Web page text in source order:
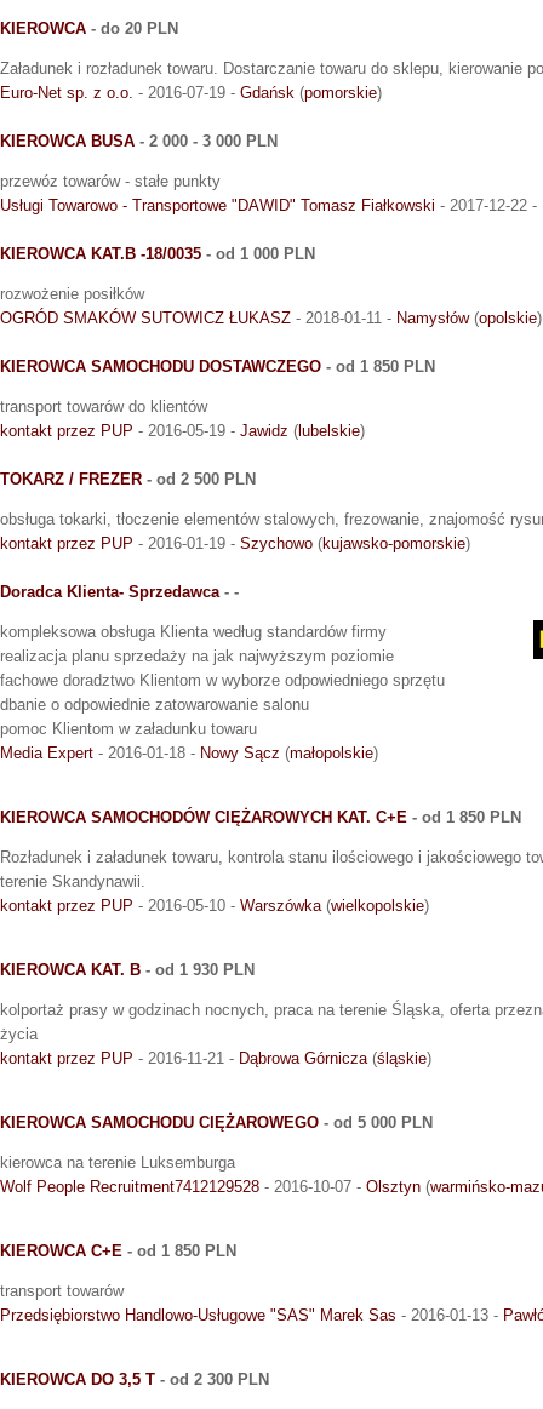
KIEROWCA - do 20 PLN
Załadunek i rozładunek towaru. Dostarczanie towaru do sklepu, kierowanie
Euro-Net sp. z o.o. - 2016-07-19 - Gdańsk (pomorskie)
KIEROWCA BUSA - 2 000 - 3 000 PLN
przewóz towarów - stałe punkty
Usługi Towarowo - Transportowe "DAWID" Tomasz Fiałkowski - 2017-12-22 -
KIEROWCA KAT.B -18/0035 - od 1 000 PLN
rozwożenie posiłków
OGRÓD SMAKÓW SUTOWICZ ŁUKASZ - 2018-01-11 - Namysłów(opolskie)
KIEROWCA SAMOCHODU DOSTAWCZEGO - od 1 850 PLN
transport towarów do klientów
kontakt przez PUP - 2016-05-19 - Jawidz (lubelskie)
TOKARZ / FREZER - od 2 500 PLN
obsługa tokarki, tłoczenie elementów stalowych, frezowanie, znajomość
kontakt przez PUP - 2016-01-19 - Szychowo (kujawsko-pomorskie)
Doradca Klienta- Sprzedawca - -
kompleksowa obsługa Klienta według standardów firmy
realizacja planu sprzedaży na jak najwyższym poziomie
fachowe doradztwo Klientom w wyborze odpowiedniego sprzętu
dbanie o odpowiednie zatowarowanie salonu
pomoc Klientom w załadunku towaru
Media Expert - 2016-01-18 - Nowy Sącz (małopolskie)
KIEROWCA SAMOCHODÓW CIĘŻAROWYCH KAT. C+E - od 1 850 PLN
Rozładunek i załadunek towaru, kontrola stanu ilościowego i jakościowego
terenie Skandynawii.
kontakt przez PUP - 2016-05-10 - Warszówka (wielkopolskie)
KIEROWCA KAT. B - od 1 930 PLN
kolportaż prasy w godzinach nocnych, praca na terenie Śląska, oferta
życia
kontakt przez PUP - 2016-11-21 - Dąbrowa Górnicza (śląskie)
KIEROWCA SAMOCHODU CIĘŻAROWEGO - od 5 000 PLN
kierowca na terenie Luksemburga
Wolf People Recruitment7412129528 - 2016-10-07 - Olsztyn (warmińsko-
KIEROWCA C+E - od 1 850 PLN
transport towarów
Przedsiębiorstwo Handlowo-Usługowe "SAS" Marek Sas - 2016-01-13 -
KIEROWCA DO 3,5 T - od 2 300 PLN